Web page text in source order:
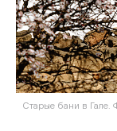
Старые бани в Гале.